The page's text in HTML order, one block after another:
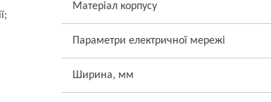
Матеріал корпусу
Параметри електричної мережі
Ширина, мм